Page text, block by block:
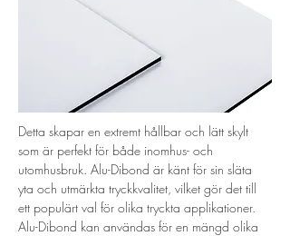
Detta skapar en extremt hållbar och lätt skylt
som är perfekt för både inomhus- och
utomhusbruk. Alu-Dibond är känt för sin släta
yta och utmärkta tryckkvalitet, vilket gör det till
ett populärt val för olika tryckta applikationer.
Alu-Dibond kan användas för en mängd olika